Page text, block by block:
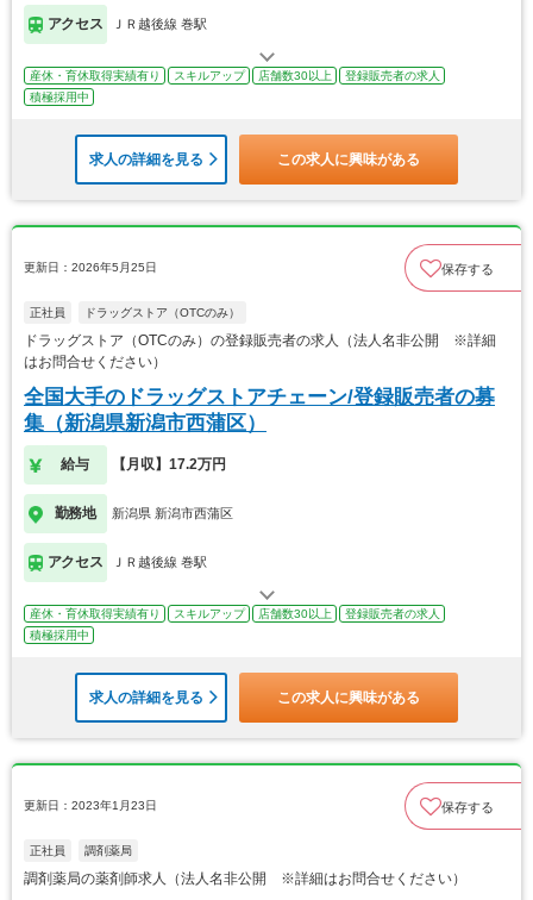
アクセス ＪＲ越後線 巻駅
産休・育休取得実績有り スキルアップ 店舗数30以上
登録販売者の求人
積極採用中
求人の詳細を見る この求人に興味がある
更新日：2026年5月25日 保存する
正社員 ドラッグストア（OTCのみ）
ドラッグストア（OTCのみ）の登録販売者の求人（法人名非公開 ※詳細
はお問合せください）
全国大手のドラッグストアチェーン/登録販売者の募
集（新潟県新潟市西蒲区）
給与 【月収】17.2万円
勤務地 新潟県 新潟市西蒲区
アクセス ＪＲ越後線 巻駅
産休・育休取得実績有り スキルアップ 店舗数30以上
登録販売者の求人
積極採用中
求人の詳細を見る この求人に興味がある
更新日：2023年1月23日 保存する
正社員 調剤薬局
調剤薬局の薬剤師求人（法人名非公開 ※詳細はお問合せください）